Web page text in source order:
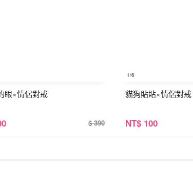
眼×情侶對戒
$ 390
1/6
貓狗貼貼×情侶對戒
NT$ 100